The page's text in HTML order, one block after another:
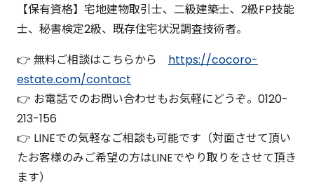
【保有資格】宅地建物取引士、二級建築士、2級FP技能
士、秘書検定2級、既存住宅状況調査技術者。
👉 無料ご相談はこちらから https://cocoro-
estate.com/contact
👉 お電話でのお問い合わせもお気軽にどうぞ。0120-
213-156
👉 LINEでの気軽なご相談も可能です（対面させて頂い
たお客様のみご希望の方はLINEでやり取りをさせて頂き
ます）